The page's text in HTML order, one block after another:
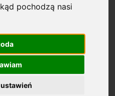
pochodzą nasi